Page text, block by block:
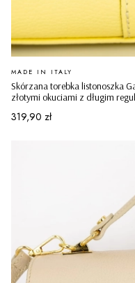
Skórzana torebka listonoszka
złotymi okuciami z długim
PRODUCENT
MADE IN ITALY
Cena
319,90 zł